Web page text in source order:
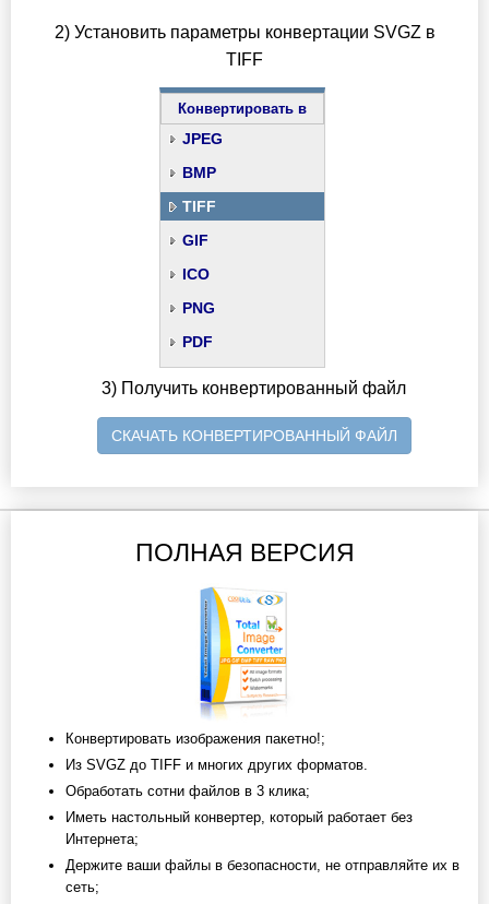
2) Установить параметры конвертации SVGZ в
TIFF
Конвертировать в
JPEG
BMP
TIFF
GIF
ICO
PNG
PDF
3) Получить конвертированный файл
СКАЧАТЬ КОНВЕРТИРОВАННЫЙ ФАЙЛ
ПОЛНАЯ ВЕРСИЯ
Конвертировать изображения пакетно!;
Из SVGZ до TIFF и многих других форматов.
Обработать сотни файлов в 3 клика;
Иметь настольный конвертер, который работает без
Интернета;
Держите ваши файлы в безопасности, не отправляйте их в
сеть;